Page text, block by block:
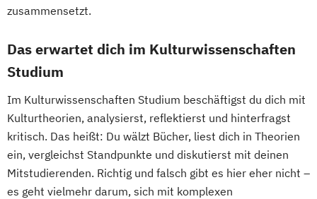
zusammensetzt.
Das erwartet dich im Kulturwissenschaften
Studium
Im Kulturwissenschaften Studium beschäftigst du dich mit
Kulturtheorien, analysierst, reflektierst und hinterfragst
kritisch. Das heißt: Du wälzt Bücher, liest dich in Theorien
ein, vergleichst Standpunkte und diskutierst mit deinen
Mitstudierenden. Richtig und falsch gibt es hier eher nicht –
es geht vielmehr darum, sich mit komplexen